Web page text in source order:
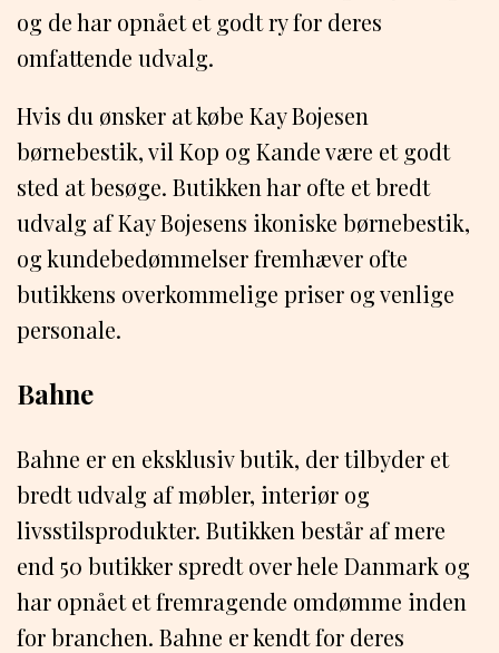
og de har opnået et godt ry for deres
omfattende udvalg.
Hvis du ønsker at købe Kay Bojesen
børnebestik, vil Kop og Kande være et godt
sted at besøge. Butikken har ofte et bredt
udvalg af Kay Bojesens ikoniske børnebestik,
og kundebedømmelser fremhæver ofte
butikkens overkommelige priser og venlige
personale.
Bahne
Bahne er en eksklusiv butik, der tilbyder et
bredt udvalg af møbler, interiør og
livsstilsprodukter. Butikken består af mere
end 50 butikker spredt over hele Danmark og
har opnået et fremragende omdømme inden
for branchen. Bahne er kendt for deres